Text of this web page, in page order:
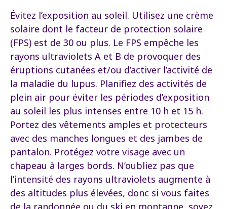
Évitez l’exposition au soleil. Utilisez une crème
solaire dont le facteur de protection solaire
(FPS) est de 30 ou plus. Le FPS empêche les
rayons ultraviolets A et B de provoquer des
éruptions cutanées et/ou d’activer l’activité de
la maladie du lupus. Planifiez des activités de
plein air pour éviter les périodes d’exposition
au soleil les plus intenses entre 10 h et 15 h.
Portez des vêtements amples et protecteurs
avec des manches longues et des jambes de
pantalon. Protégez votre visage avec un
chapeau à larges bords. N’oubliez pas que
l’intensité des rayons ultraviolets augmente à
des altitudes plus élevées, donc si vous faites
de la randonnée ou du ski en montagne, soyez